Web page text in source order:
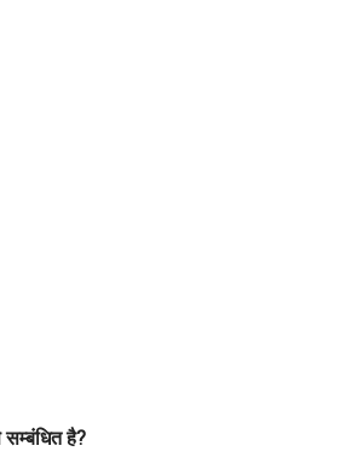
सम्बंधित है?